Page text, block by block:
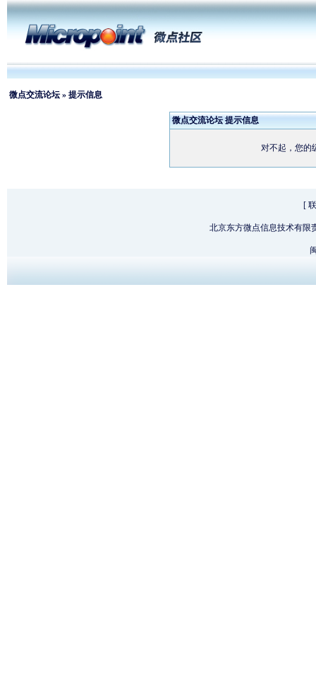
微点交流论坛 » 提示信息
微点交流论坛 提示信息
对不起，您的
[
北京东方微点信息技术有限